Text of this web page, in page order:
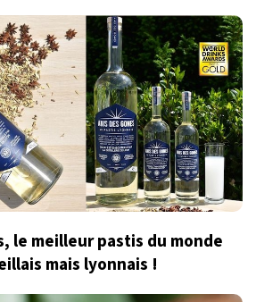
le meilleur pastis du monde
mais lyonnais !